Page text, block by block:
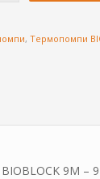
, Термопомпи
9M –